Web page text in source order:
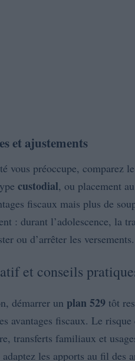
et ajustements
vous préoccupe, comparez le
custodial, ou placement
fiscaux mais plus de
: durant l’adolescence, la
ou d’arrêter les versements.
et conseils
démarrer un plan 529 tôt
avantages fiscaux. Le risque
transferts familiaux et
les apports au fil des